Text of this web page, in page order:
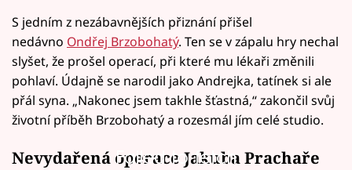
S jedním z nezábavnějších přiznání přišel
nedávno Ondřej Brzobohatý. Ten se v zápalu hry nechal
slyšet, že prošel operací, při které mu lékaři změnili
pohlaví. Údajně se narodil jako Andrejka, tatínek si ale
přál syna. „Nakonec jsem takhle šťastná,“ zakončil svůj
životní příběh Brzobohatý a rozesmál jím celé studio.
Failed to fetch
Nevydařená operace Jakuba Prachaře